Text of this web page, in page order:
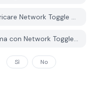
Ho bisogno di un account per scaricare Network Toggle da PGYER APK HUB?
Come posso segnalare un problema con Network Toggle su PGYER APK HUB?
Sì No